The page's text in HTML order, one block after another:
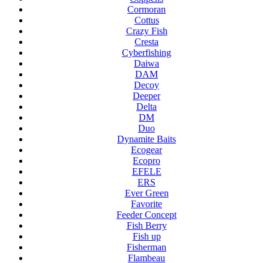
Cormoran
Cottus
Crazy Fish
Cresta
Cyberfishing
Daiwa
DAM
Decoy
Deeper
Delta
DM
Duo
Dynamite Baits
Ecogear
Ecopro
EFELE
ERS
Ever Green
Favorite
Feeder Concept
Fish Berry
Fish up
Fisherman
Flambeau